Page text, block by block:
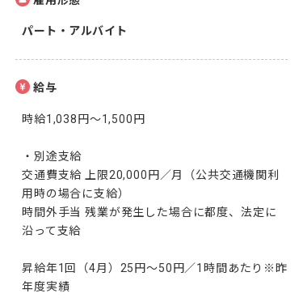
パート・アルバイト
給与
時給1,038円～1,500円
・別途支給
交通費支給 上限20,000円／月（公共交通機関利
用時の場合に支給）
時間外手当 残業が発生した場合に都度、法定に
沿って支給
昇給年1回（4月）25円～50円／1時間あたり※昨
年度実績